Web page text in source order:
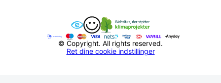
© Copyright. All rights reserved.
Ret dine cookie indstillinger